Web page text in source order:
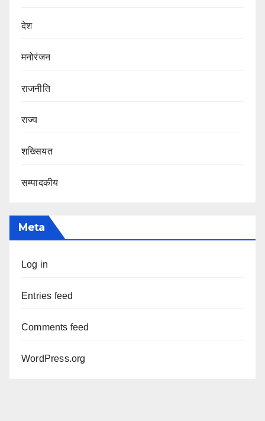
देश
मनोरंजन
राजनीति
राज्य
शख्सियत
सम्पादकीय
Meta
Log in
Entries feed
Comments feed
WordPress.org